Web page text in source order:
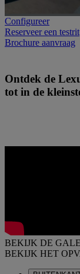
Configureer
Reserveer een testrit
Brochure aanvraag
Ontdek de
tot in de
BEKIJK DE
BEKIJK HET